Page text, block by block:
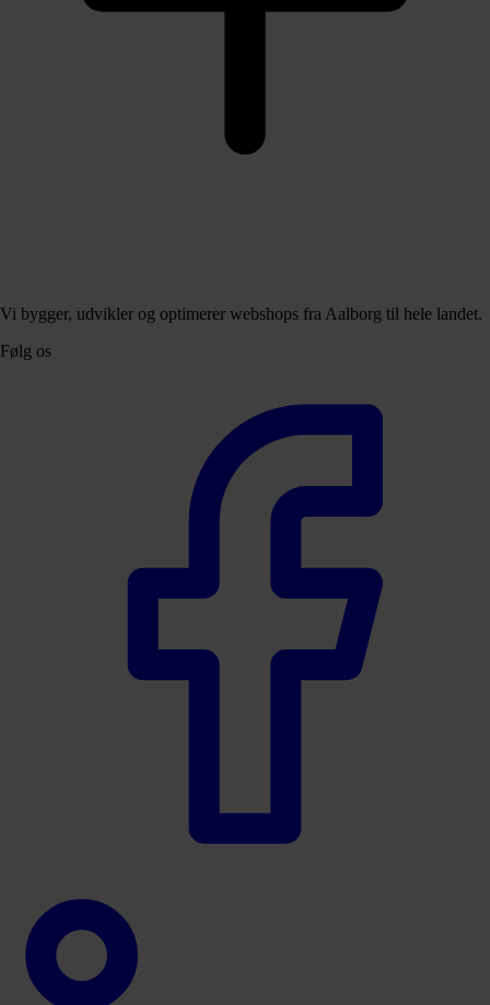
Vi bygger, udvikler og optimerer webshops fra Aalborg til hele landet.
Følg os